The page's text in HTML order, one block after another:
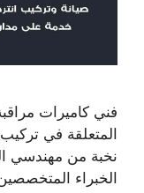
فني كاميرات
المتعلقة في
نخبة من مهندسي
الخبراء